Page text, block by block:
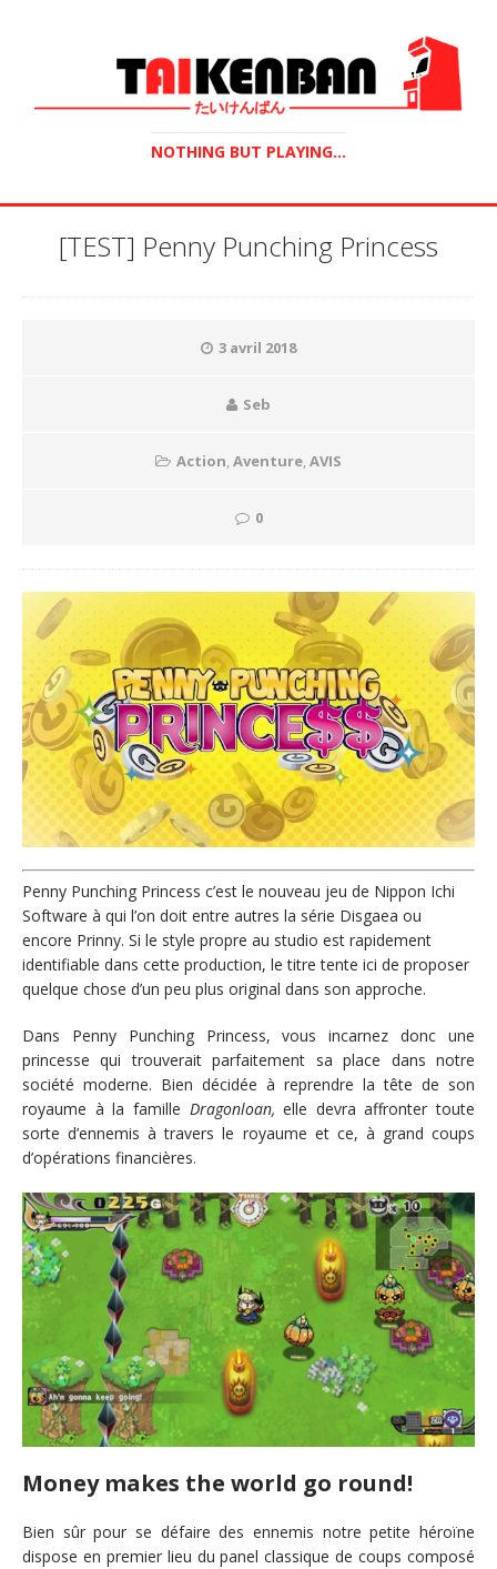
NOTHING BUT PLAYING...
[TEST] Penny Punching Princess
3 avril 2018
Seb
Action,Aventure,AVIS
0
Penny Punching Princess c’est le nouveau jeu de Nippon Ichi
Software à qui l’on doit entre autres la série Disgaea ou
encore Prinny. Si le style propre au studio est rapidement
identifiable dans cette production, le titre tente ici de proposer
quelque chose d’un peu plus original dans son approche.
Dans Penny Punching Princess, vous incarnez donc une
princesse qui trouverait parfaitement sa place dans notre
société moderne. Bien décidée à reprendre la tête de son
royaume à la famille Dragonloan,elle devra affronter toute
sorte d’ennemis à travers le royaume et ce, à grand coups
d’opérations financières.
Money makes the world go round!
Bien sûr pour se défaire des ennemis notre petite héroïne
dispose en premier lieu du panel classique de coups composé